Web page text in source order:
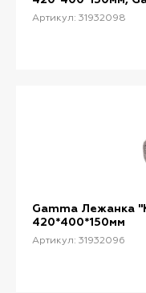
Артикул: 31932098
Gamma Лежанка
420*400*150мм
Артикул: 31932096